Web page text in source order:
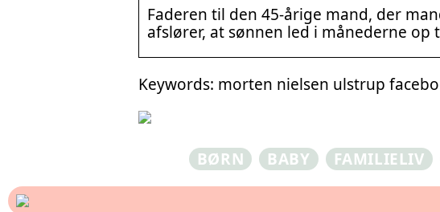
Faderen til den 45-årige mand, der
afslører, at sønnen led i månederne
Keywords: morten nielsen ulstrup
BØRN BABY FAMILIELIV